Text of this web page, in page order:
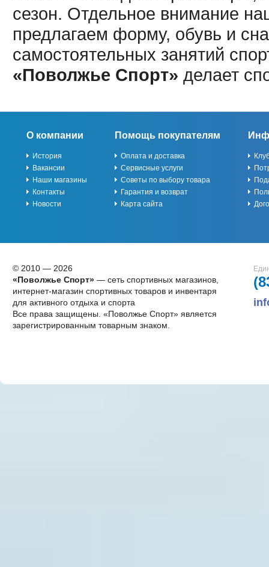
сезон. Отдельное внимание
предлагаем форму, обувь и
самостоятельных занятий
«Поволжье Спорт» делает
О компании
История
Вакансии
Наши магазины
Контакты
Новости
Помощь покупателям
Оплата и доставка
Сервисные услуги
Советы по выбору товара
Гарантия и возврат
Карта сайта
© 2010 — 2026
«Поволжье Спорт»— сеть спортивных магазинов,
интернет-магазин спортивных товаров и инвентаря
для активного отдыха и спорта
Все права защищены. «Поволжье Спорт» является
зарегистрированным товарным знаком.